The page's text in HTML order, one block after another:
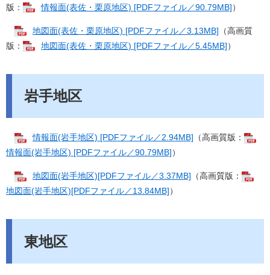
版：
情報面(表佐・栗原地区) [PDFファイル／90.79MB]）
地図面(表佐・栗原地区) [PDFファイル／3.13MB] （高画質
版：
地図面(表佐・栗原地区) [PDFファイル／5.45MB]）
岩手地区
情報面(岩手地区) [PDFファイル／2.94MB] （高画質版：
情報面(岩手地区) [PDFファイル／90.79MB]）
地図面(岩手地区)[PDFファイル／3.37MB] （高画質版：
地図面(岩手地区)[PDFファイル／13.84MB]）
東地区